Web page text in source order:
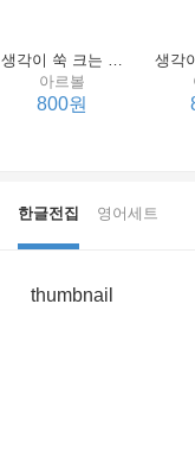
생각이 쑥 크는 세계 명작 2 : 언어 편
아르볼
800원
한글전집 영어세트